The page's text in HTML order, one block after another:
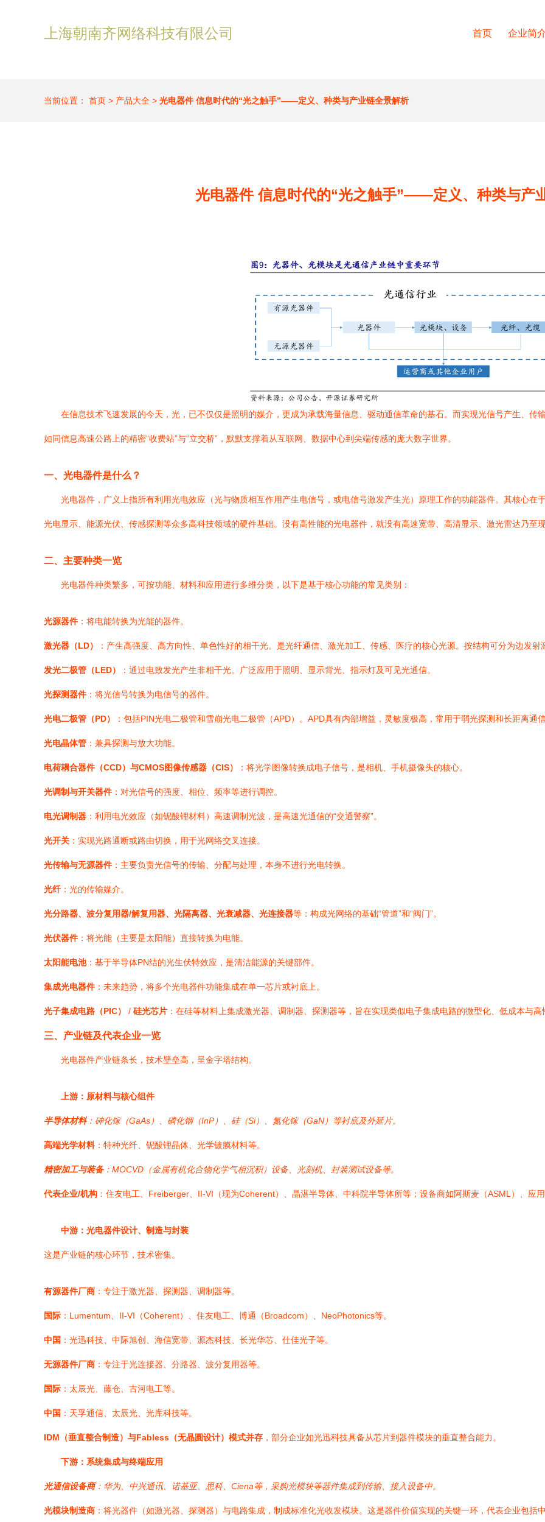
上海朝南齐网络科技有限公司 首页 企业简
当前位置： 首页 > 产品大全 > 光电器件 信息时代的“光之触手”——定义、种类与产业链全景解析
光电器件 信息时代的“光之触手”——定义、种类与产
在信息技术飞速发展的今天，光，已不仅仅是照明的媒介，更成为承载海量信息、驱动通信革命的基石。而实现光信号产生、传
如同信息高速公路上的精密“收费站”与“立交桥”，默默支撑着从互联网、数据中心到尖端传感的庞大数字世界。
一、光电器件是什么？
光电器件，广义上指所有利用光电效应（光与物质相互作用产生电信号，或电信号激发产生光）原理工作的功能器件。其核心在
光电显示、能源光伏、传感探测等众多高科技领域的硬件基础。没有高性能的光电器件，就没有高速宽带、高清显示、激光雷达乃至
二、主要种类一览
光电器件种类繁多，可按功能、材料和应用进行多维分类，以下是基于核心功能的常见类别：
光源器件：将电能转换为光能的器件。
激光器（LD） ：产生高强度、高方向性、单色性好的相干光。是光纤通信、激光加工、传感、医疗的核心光源。按结构可分为边发
发光二极管（LED） ：通过电致发光产生非相干光。广泛应用于照明、显示背光、指示灯及可见光通信。
光探测器件：将光信号转换为电信号的器件。
光电二极管（PD） ：包括PIN光电二极管和雪崩光电二极管（APD）。APD具有内部增益，灵敏度极高，常用于弱光探测和长距离通
光电晶体管 ：兼具探测与放大功能。
电荷耦合器件（CCD）与CMOS图像传感器（CIS） ：将光学图像转换成电子信号，是相机、手机摄像头的核心。
光调制与开关器件：对光信号的强度、相位、频率等进行调控。
电光调制器 ：利用电光效应（如铌酸锂材料）高速调制光波，是高速光通信的“交通警察”。
光开关 ：实现光路通断或路由切换，用于光网络交叉连接。
光传输与无源器件：主要负责光信号的传输、分配与处理，本身不进行光电转换。
光纤：光的传输媒介。
光分路器、波分复用器/解复用器、光隔离器、光衰减器、光连接器等：构成光网络的基础“管道”和“阀门”。
光伏器件：将光能（主要是太阳能）直接转换为电能。
太阳能电池：基于半导体PN结的光生伏特效应，是清洁能源的关键部件。
集成光电器件：未来趋势，将多个光电器件功能集成在单一芯片或衬底上。
光子集成电路（PIC） / 硅光芯片 ：在硅等材料上集成激光器、调制器、探测器等，旨在实现类似电子集成电路的微型化、低成本与高
三、产业链及代表企业一览
光电器件产业链条长，技术壁垒高，呈金字塔结构。
上游：原材料与核心组件
半导体材料：砷化镓（GaAs）、磷化铟（InP）、硅（Si）、氮化镓（GaN）等衬底及外延片。
高端光学材料：特种光纤、铌酸锂晶体、光学镀膜材料等。
精密加工与装备：MOCVD（金属有机化合物化学气相沉积）设备、光刻机、封装测试设备等。
代表企业/机构 ：住友电工、Freiberger、II-VI（现为Coherent）、晶湛半导体、中科院半导体所等；设备商如阿斯麦（ASML）、应
中游：光电器件设计、制造与封装
这是产业链的核心环节，技术密集。
有源器件厂商 ：专注于激光器、探测器、调制器等。
国际 ：Lumentum、II-VI（Coherent）、住友电工、博通（Broadcom）、NeoPhotonics等。
中国 ：光迅科技、中际旭创、海信宽带、源杰科技、长光华芯、仕佳光子等。
无源器件厂商 ：专注于光连接器、分路器、波分复用器等。
国际 ：太辰光、藤仓、古河电工等。
中国 ：天孚通信、太辰光、光库科技等。
IDM（垂直整合制造）与Fabless（无晶圆设计）模式并存 ，部分企业如光迅科技具备从芯片到器件模块的垂直整合能力。
下游：系统集成与终端应用
光通信设备商：华为、中兴通讯、诺基亚、思科、Ciena等，采购光模块等器件集成到传输、接入设备中。
光模块制造商 ：将光器件（如激光器、探测器）与电路集成，制成标准化光收发模块。这是器件价值实现的关键一环，代表企业包括